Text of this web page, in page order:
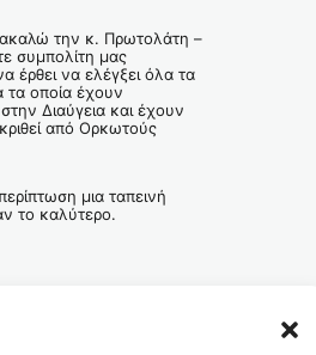
την κ. Πρωτολάτη –
συμπολίτη μας
έρθει να ελέγξει όλα τα
τα οποία έχουν
Διαύγεια και έχουν
από Ορκωτούς
μια ταπεινή
το καλύτερο.